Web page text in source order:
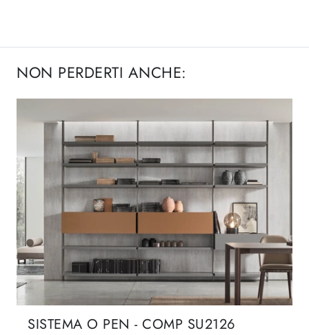
NON PERDERTI ANCHE:
SISTEMA O PEN - COMP SU2126